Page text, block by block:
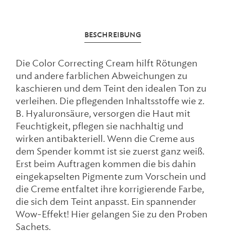
BESCHREIBUNG
Die Color Correcting Cream hilft Rötungen
und andere farblichen Abweichungen zu
kaschieren und dem Teint den idealen Ton zu
verleihen. Die pflegenden Inhaltsstoffe wie z.
B. Hyaluronsäure, versorgen die Haut mit
Feuchtigkeit, pflegen sie nachhaltig und
wirken antibakteriell. Wenn die Creme aus
dem Spender kommt ist sie zuerst ganz weiß.
Erst beim Auftragen kommen die bis dahin
eingekapselten Pigmente zum Vorschein und
die Creme entfaltet ihre korrigierende Farbe,
die sich dem Teint anpasst. Ein spannender
Wow-Effekt! Hier gelangen Sie zu den Proben
Sachets.